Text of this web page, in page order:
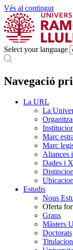
Vés al contingut
Select your language
Navegació
La URL
La
Marc
Marc
Aliances
Dades i
Estudis
Nous
Oferta
Graus
Màsters
Doctorats